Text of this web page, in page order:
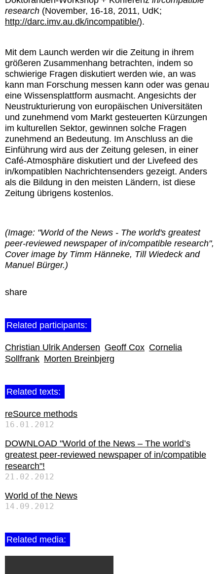
research (November, 16-18, 2011, UdK;
http://darc.imv.au.dk/incompatible/).
Mit dem Launch werden wir die Zeitung in ihrem
größeren Zusammenhang betrachten, indem so
schwierige Fragen diskutiert werden wie, an was
kann man Forschung messen kann oder was genau
eine Wissensplattform ausmacht. Angesichts der
Neustrukturierung von europäischen Universitäten
und zunehmend vom Markt gesteuerten Kürzungen
im kulturellen Sektor, gewinnen solche Fragen
zunehmend an Bedeutung. Im Anschluss an die
Einführung wird aus der Zeitung gelesen, in einer
Café-Atmosphäre diskutiert und der Livefeed des
in/kompatiblen Nachrichtensenders gezeigt. Anders
als die Bildung in den meisten Ländern, ist diese
Zeitung übrigens kostenlos.
(Image: "World of the News - The world's greatest
peer-reviewed newspaper of in/compatible research",
Cover image by Timm Hänneke, Till Wiedeck and
Manuel Bürger.)
share
Related participants:
Christian Ulrik Andersen Geoff Cox Cornelia
Sollfrank Morten Breinbjerg
Related texts:
reSource methods
16.01.2012
DOWNLOAD "World of the News – The world’s
greatest peer-reviewed newspaper of in/compatible
research"!
21.02.2012
World of the News
14.09.2012
Related media: